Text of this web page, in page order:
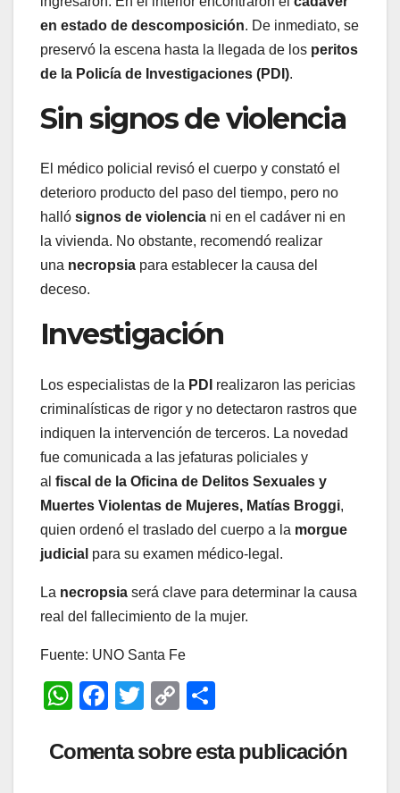
en estado de descomposición. De inmediato, se
preservó la escena hasta la llegada de los peritos
de la Policía de Investigaciones (PDI).
Sin signos de violencia
El médico policial revisó el cuerpo y constató el
deterioro producto del paso del tiempo, pero no
halló signos de violencia ni en el cadáver ni en
la vivienda. No obstante, recomendó realizar
una necropsia para establecer la causa del
deceso.
Investigación
Los especialistas de la PDI realizaron las pericias
criminalísticas de rigor y no detectaron rastros que
indiquen la intervención de terceros. La novedad
fue comunicada a las jefaturas policiales y
al fiscal de la Oficina de Delitos Sexuales y
Muertes Violentas de Mujeres, Matías Broggi,
quien ordenó el traslado del cuerpo a la morgue
judicial para su examen médico-legal.
La necropsia será clave para determinar la causa
real del fallecimiento de la mujer.
Fuente: UNO Santa Fe
W
at
F
c
T
tt
C
p
m
Comenta sobre esta publicación